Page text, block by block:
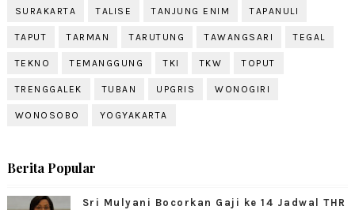
SURAKARTA TALISE TANJUNG ENIM TAPANULI
TAPUT TARMAN TARUTUNG TAWANGSARI TEGAL
TEKNO TEMANGGUNG TKI TKW TOPUT
TRENGGALEK TUBAN UPGRIS WONOGIRI
WONOSOBO YOGYAKARTA
Berita Popular
Sri Mulyani Bocorkan Gaji ke 14 Jadwal THR